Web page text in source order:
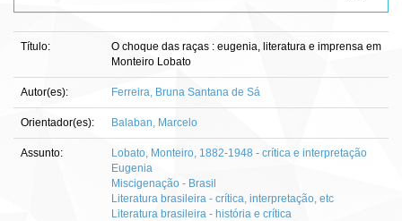
Título:
O choque das raças : eugenia, literatura e imprensa em
Monteiro Lobato
Autor(es): Ferreira, Bruna Santana de Sá
Orientador(es): Balaban, Marcelo
Assunto:
Lobato, Monteiro, 1882-1948 - crítica e interpretação
Eugenia
Miscigenação - Brasil
Literatura brasileira - crítica, interpretação, etc
Literatura brasileira - história e crítica